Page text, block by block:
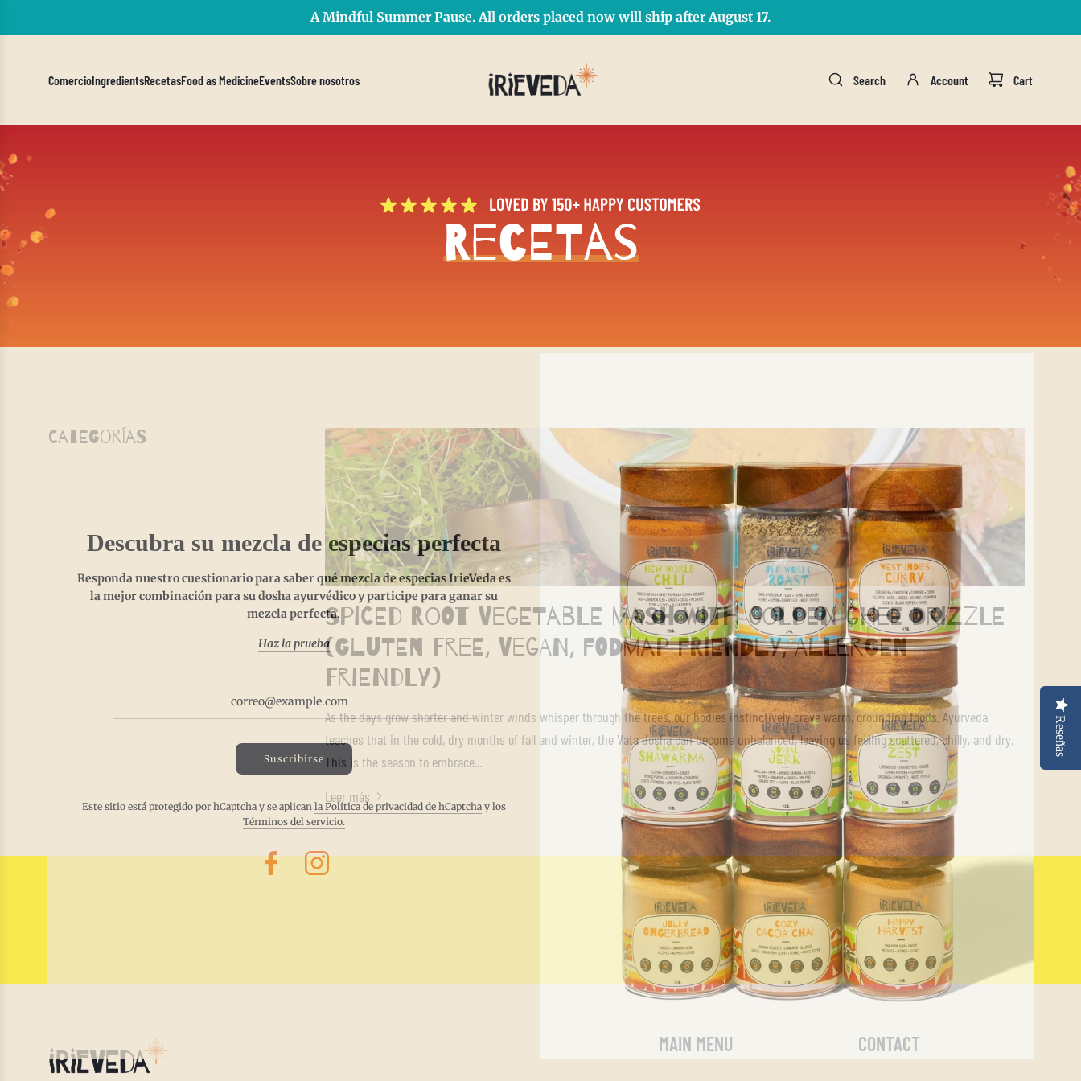
A Mindful Summer Pause. All orders placed now will ship after August 17.
Free Shipping on orders over $50 Use Code: IRIEDAYSHOP NOW
ComercioIngredientsRecetasFood as MedicineEventsSobre nosotros Search Account Cart
Recetas
Categorías
Spiced Root Vegetable Mash with Golden Ghee Drizzle
(Gluten Free, Vegan, FODMAP Friendly, Allergen
Friendly)
As the days grow shorter and winter winds whisper through the trees, our bodies instinctively crave warm, grounding foods. Ayurveda
teaches that in the cold, dry months of fall and winter, the Vata dosha can become unbalanced, leaving us feeling scattered, chilly, and dry.
This is the season to embrace...
Leer más
MAIN MENU CONTACT
Reseñas
Descubra su mezcla de especias perfecta
Responda nuestro cuestionario para saber qué mezcla de especias IrieVeda es
la mejor combinación para su dosha ayurvédico y participe para ganar su
mezcla perfecta.
Haz la prueba
Suscribirse
Este sitio está protegido por hCaptcha y se aplican la Política de privacidad de hCaptchay los
Términos del servicio.